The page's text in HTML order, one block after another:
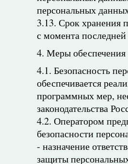
персональных
3.13. Срок хранения
с момента
4. Меры обеспечения
4.1. Безопасность
обеспечивается
программных мер,
законодательства
4.2. Оператором
безопасности
- назначение
защиты